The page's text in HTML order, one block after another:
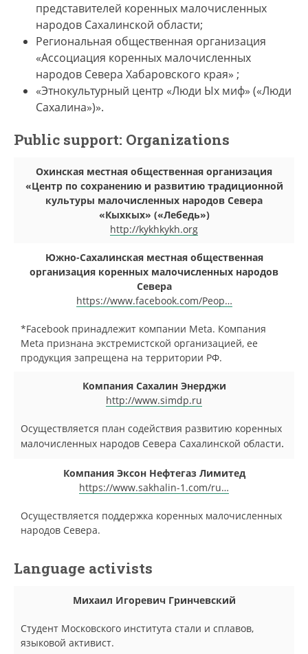
представителей коренных малочисленных
народов Сахалинской области;
Региональная общественная организация
«Ассоциация коренных малочисленных
народов Севера Хабаровского края» ;
«Этнокультурный центр «Люди Ых миф» («Люди
Сахалина»)».
Public support: Organizations
Охинская местная общественная организация
«Центр по сохранению и развитию традиционной
культуры малочисленных народов Севера
«Кыхкых» («Лебедь»)
http://kykhkykh.org
Южно-Сахалинская местная общественная
организация коренных малочисленных народов
Севера
https://www.facebook.com/Peop…
*Facebook принадлежит компании Meta. Компания
Meta признана экстремистской организацией, ее
продукция запрещена на территории РФ.
Компания Сахалин Энерджи
http://www.simdp.ru
Осуществляется план содействия развитию коренных
малочисленных народов Севера Сахалинской области.
Компания Эксон Нефтегаз Лимитед
https://www.sakhalin-1.com/ru…
Осуществляется поддержка коренных малочисленных
народов Севера.
Language activists
Михаил Игоревич Гринчевский
Студент Московского института стали и сплавов,
языковой активист.